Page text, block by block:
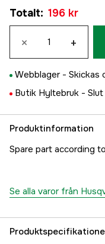
Totalt: 196 kr
× +
Webblager - Skickas
Butik Hyltebruk -
Produktinformation
Spare part according
Se alla varor från